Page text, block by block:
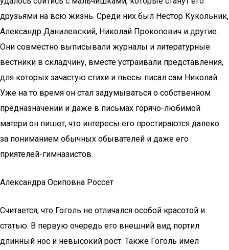
друзьями на всю жизнь. Среди них был Нестор Кукольник,
Александр Данилевский, Николай Прокопович и другие.
Они совместно выписывали журналы и литературные
вестники в складчину, вместе устраивали представления,
для которых зачастую стихи и пьесы писал сам Николай.
Уже на то время он стал задумываться о собственном
предназначении и даже в письмах горячо-любимой
матери он пишет, что интересы его простираются далеко
за пониманием обычных обывателей и даже его
приятелей-гимназистов.
Александра Осиповна Россет
Считается, что Гоголь не отличался особой красотой и
статью. В первую очередь его внешний вид портил
длинный нос и невысокий рост. Также Гоголь имел